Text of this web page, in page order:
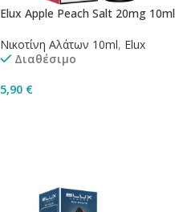
Elux Apple Peach Salt 20mg 10ml
Νικοτίνη Αλάτων 10ml, Elux
Διαθέσιμο
5,90 €